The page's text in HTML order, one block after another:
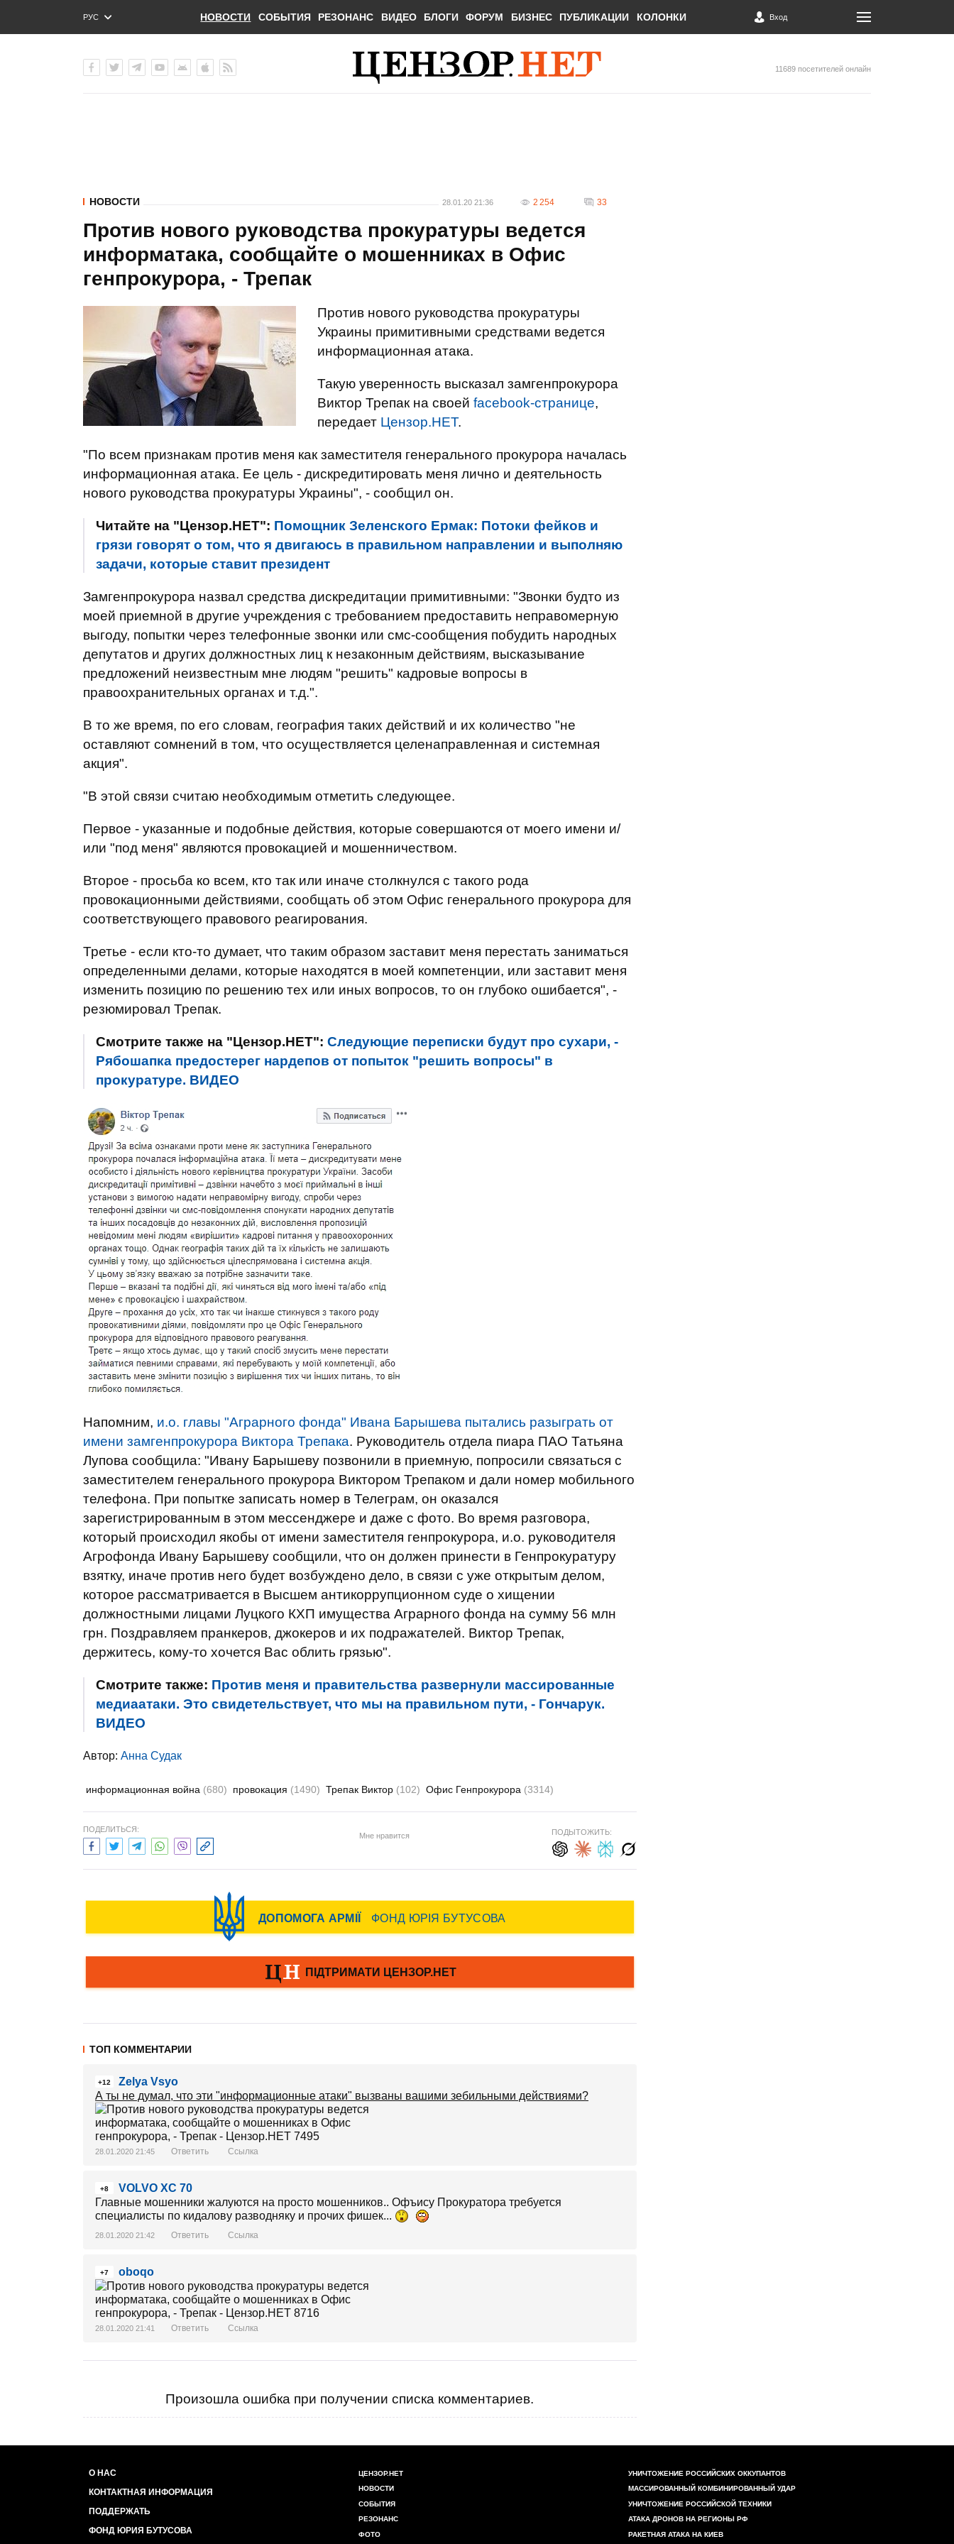
РУС
ENG
НОВОСТИ СОБЫТИЯ РЕЗОНАНС ВИДЕО БЛОГИ ФОРУМ БИЗНЕС ПУБЛИКАЦИИ КОЛОНКИ Вход
11689 посетителей онлайн
НОВОСТИ 28.01.20 21:36 2 254 33
Против нового руководства прокуратуры ведется
информатака, сообщайте о мошенниках в Офис
генпрокурора, - Трепак
Против нового руководства прокуратуры
Украины примитивными средствами ведется
информационная атака.
Такую уверенность высказал замгенпрокурора
Виктор Трепак на своей facebook-странице,
передает Цензор.НЕТ.
"По всем признакам против меня как заместителя генерального прокурора началась
информационная атака. Ее цель - дискредитировать меня лично и деятельность
нового руководства прокуратуры Украины", - сообщил он.
Читайте на "Цензор.НЕТ": Помощник Зеленского Ермак: Потоки фейков и
грязи говорят о том, что я двигаюсь в правильном направлении и выполняю
задачи, которые ставит президент
Замгенпрокурора назвал средства дискредитации примитивными: "Звонки будто из
моей приемной в другие учреждения с требованием предоставить неправомерную
выгоду, попытки через телефонные звонки или смс-сообщения побудить народных
депутатов и других должностных лиц к незаконным действиям, высказывание
предложений неизвестным мне людям "решить" кадровые вопросы в
правоохранительных органах и т.д.".
В то же время, по его словам, география таких действий и их количество "не
оставляют сомнений в том, что осуществляется целенаправленная и системная
акция".
"В этой связи считаю необходимым отметить следующее.
Первое - указанные и подобные действия, которые совершаются от моего имени и/
или "под меня" являются провокацией и мошенничеством.
Второе - просьба ко всем, кто так или иначе столкнулся с такого рода
провокационными действиями, сообщать об этом Офис генерального прокурора для
соответствующего правового реагирования.
Третье - если кто-то думает, что таким образом заставит меня перестать заниматься
определенными делами, которые находятся в моей компетенции, или заставит меня
изменить позицию по решению тех или иных вопросов, то он глубоко ошибается", -
резюмировал Трепак.
Смотрите также на "Цензор.НЕТ": Следующие переписки будут про сухари, -
Рябошапка предостерег нардепов от попыток "решить вопросы" в
прокуратуре. ВИДЕО
Напомним, и.о. главы "Аграрного фонда" Ивана Барышева пытались разыграть от
имени замгенпрокурора Виктора Трепака. Руководитель отдела пиара ПАО Татьяна
Лупова сообщила: "Ивану Барышеву позвонили в приемную, попросили связаться с
заместителем генерального прокурора Виктором Трепаком и дали номер мобильного
телефона. При попытке записать номер в Телеграм, он оказался
зарегистрированным в этом мессенджере и даже с фото. Во время разговора,
который происходил якобы от имени заместителя генпрокурора, и.о. руководителя
Агрофонда Ивану Барышеву сообщили, что он должен принести в Генпрокуратуру
взятку, иначе против него будет возбуждено дело, в связи с уже открытым делом,
которое рассматривается в Высшем антикоррупционном суде о хищении
должностными лицами Луцкого КХП имущества Аграрного фонда на сумму 56 млн
грн. Поздравляем пранкеров, джокеров и их подражателей. Виктор Трепак,
держитесь, кому-то хочется Вас облить грязью".
Смотрите также: Против меня и правительства развернули массированные
медиаатаки. Это свидетельствует, что мы на правильном пути, - Гончарук.
ВИДЕО
Автор: Анна Судак
информационная война (680) провокация (1490) Трепак Виктор (102) Офис Генпрокурора (3314)
ПОДЕЛИТЬСЯ:
Мне нравится ПОДЫТОЖИТЬ:
ТОП КОММЕНТАРИИ
+12
Zelya Vsyo
А ты не думал, что эти "информационные атаки" вызваны вашими зебильными действиями?
28.01.2020 21:45 Ответить Ссылка
+8
VOLVO XC 70
Главные мошенники жалуются на просто мошенников.. Офъису Прокуратора требуется
специалисты по кидалову разводняку и прочих фишек...
28.01.2020 21:42 Ответить Ссылка
+7 oboqo
28.01.2020 21:41 Ответить Ссылка
Произошла ошибка при получении списка комментариев.
О НАС
КОНТАКТНАЯ ИНФОРМАЦИЯ
ПОДДЕРЖАТЬ
ФОНД ЮРИЯ БУТУСОВА
ЦЕНЗОР.НЕТ
НОВОСТИ
СОБЫТИЯ
РЕЗОНАНС
ФОТО
УНИЧТОЖЕНИЕ РОССИЙСКИХ ОККУПАНТОВ
МАССИРОВАННЫЙ КОМБИНИРОВАННЫЙ УДАР
УНИЧТОЖЕНИЕ РОССИЙСКОЙ ТЕХНИКИ
АТАКА ДРОНОВ НА РЕГИОНЫ РФ
РАКЕТНАЯ АТАКА НА КИЕВ